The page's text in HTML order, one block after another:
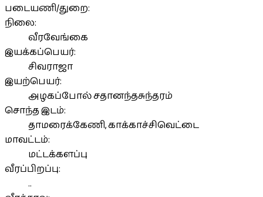
படையணி/துறை:
நிலை:
வீரவேங்கை
இயக்கப்பெயர்:
சிவராஜா
இயற்பெயர்:
அழகப்போல் சதானந்தசுந்தரம்
சொந்த இடம்:
தாமரைக்கேணி, காக்காச்சிவெட்டை
மாவட்டம்:
மட்டக்களப்பு
வீரப்பிறப்பு:
..